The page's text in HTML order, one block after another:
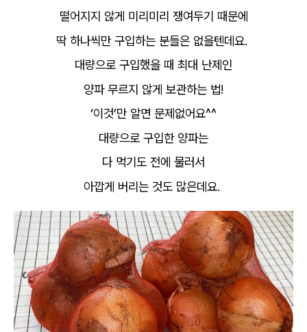
떨어지지 않게 미리미리 쟁여두기 때문에
딱 하나씩만 구입하는 분들은 없을텐데요.
대량으로 구입했을 때 최대 난제인
양파 무르지 않게 보관하는 법!
‘이것’만 알면 문제없어요^^
대량으로 구입한 양파는
다 먹기도 전에 물러서
아깝게 버리는 것도 많은데요.